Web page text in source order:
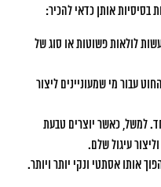
בסיסיות אותן כדאי להכיר:
לולאות פשוטות או סוג של
עבור מי שמעוניינים ליצור
למשל, כאשר יוצרים טבעת
עיגול שלם.
אותו אסתטי ונקי יותר ויותר.